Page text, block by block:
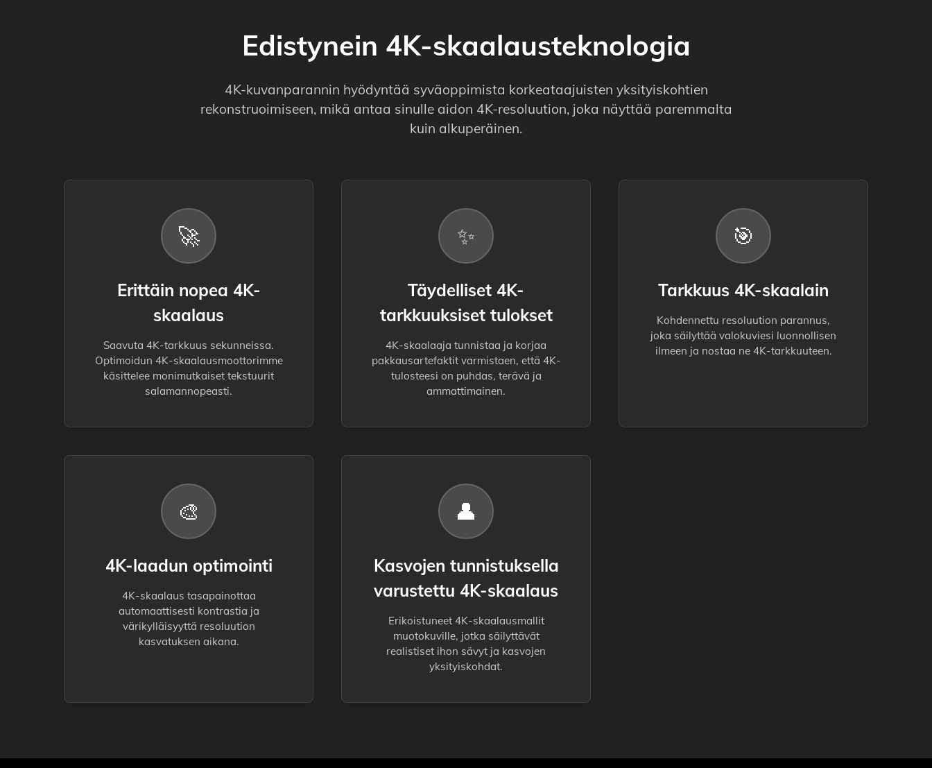
Edistynein 4K-skaalausteknologia
4K-kuvanparannin hyödyntää syväoppimista korkeataajuisten yksityiskohtien
rekonstruoimiseen, mikä antaa sinulle aidon 4K-resoluution, joka näyttää paremmalta
kuin alkuperäinen.
🚀
Erittäin nopea 4K-
skaalaus
Saavuta 4K-tarkkuus sekunneissa.
Optimoidun 4K-skaalausmoottorimme
käsittelee monimutkaiset tekstuurit
salamannopeasti.
✨
Täydelliset 4K-
tarkkuuksiset tulokset
4K-skaalaaja tunnistaa ja korjaa
pakkausartefaktit varmistaen, että 4K-
tulosteesi on puhdas, terävä ja
ammattimainen.
🎯
Tarkkuus 4K-skaalain
Kohdennettu resoluution parannus,
joka säilyttää valokuviesi luonnollisen
ilmeen ja nostaa ne 4K-tarkkuuteen.
🎨
4K-laadun optimointi
4K-skaalaus tasapainottaa
automaattisesti kontrastia ja
värikylläisyyttä resoluution
kasvatuksen aikana.
👤
Kasvojen tunnistuksella
varustettu 4K-skaalaus
Erikoistuneet 4K-skaalausmallit
muotokuville, jotka säilyttävät
realistiset ihon sävyt ja kasvojen
yksityiskohdat.